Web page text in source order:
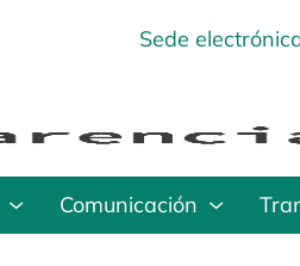
Sede
Comunicación